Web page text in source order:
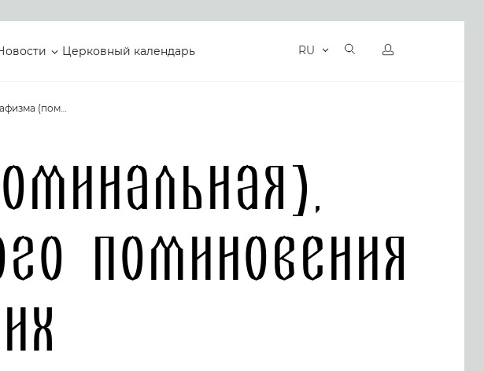
Церковный календарь RU
17-я кафизма (поминальная), чтомая в дни особого поминовения усопших
поминовения